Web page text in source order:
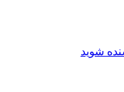
شوید